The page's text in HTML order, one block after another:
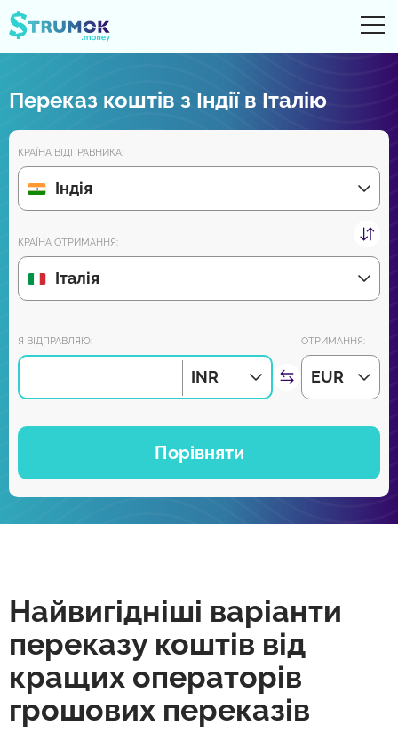
Рахунки Online
Огляди партнерів
Зовсім скоро завантажуйте додаток на Android та iPhone:
Приєднуйся до нас:
Переказ коштів з Індії в Італію
КРАЇНА ВІДПРАВНИКА:
Індія
КРАЇНА ОТРИМАННЯ:
Італія
Я ВІДПРАВЛЯЮ:
INR
ОТРИМАННЯ:
EUR
Порівняти
Найвигідніші варіанти
переказу коштів від
кращих операторів
грошових переказів